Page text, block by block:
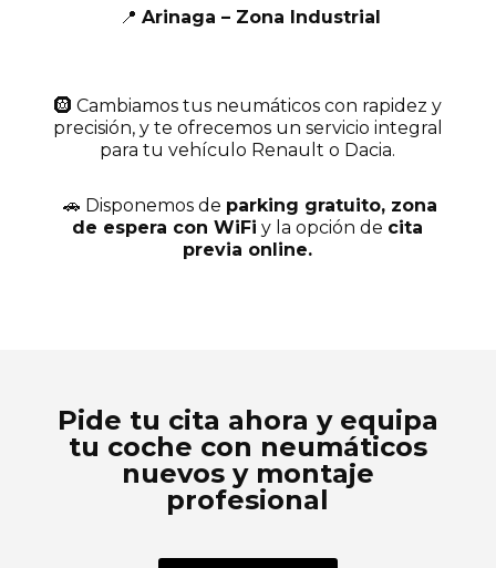
📍 Arinaga – Zona Industrial
🛞 Cambiamos tus neumáticos con rapidez y
precisión, y te ofrecemos un servicio integral
para tu vehículo Renault o Dacia.
🚗 Disponemos de parking gratuito, zona
de espera con WiFi y la opción de cita
previa online.
Pide tu cita ahora y equipa
tu coche con neumáticos
nuevos y montaje
profesional